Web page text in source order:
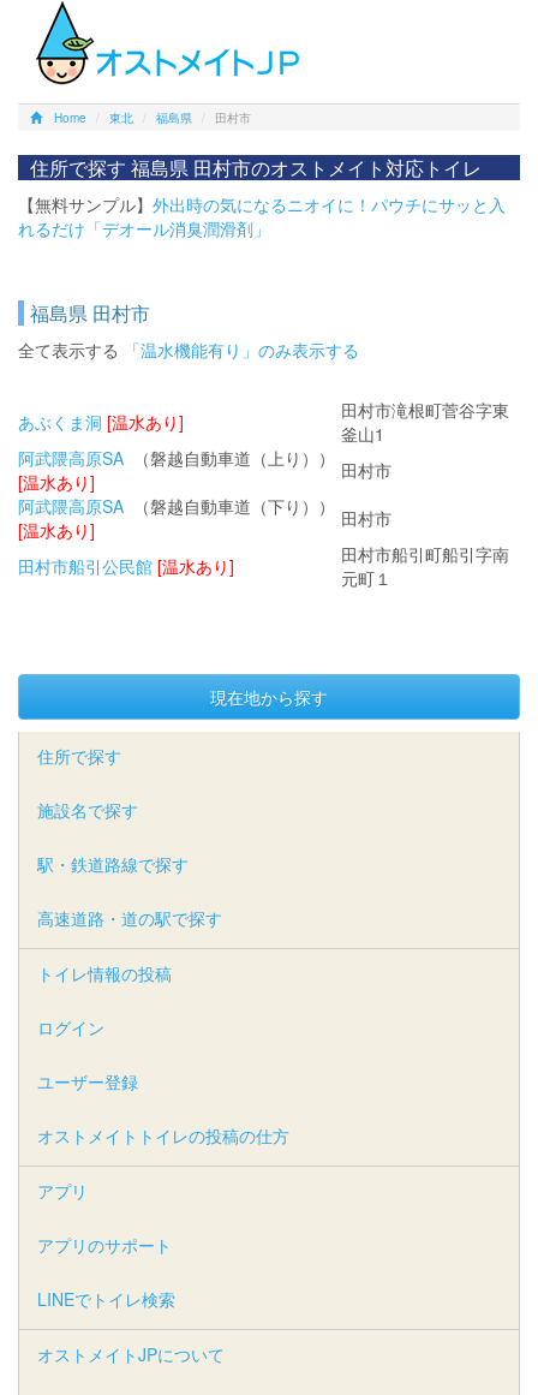
Home 東北 福島県 田村市
住所で探す 福島県 田村市のオストメイト対応トイレ
【無料サンプル】 外出時の気になるニオイに！パウチにサッと入
れるだけ「デオール消臭潤滑剤」
福島県 田村市
全て表示する 「温水機能有り」のみ表示する
あぶくま洞 [温水あり]
田村市滝根町菅谷字東
釜山1
阿武隈高原SA （磐越自動車道（上り））
[温水あり]
田村市
阿武隈高原SA （磐越自動車道（下り））
[温水あり]
田村市
田村市船引公民館 [温水あり]
田村市船引町船引字南
元町１
現在地から探す
住所で探す
施設名で探す
駅・鉄道路線で探す
高速道路・道の駅で探す
トイレ情報の投稿
ログイン
ユーザー登録
オストメイトトイレの投稿の仕方
アプリ
アプリのサポート
LINEでトイレ検索
オストメイトJPについて